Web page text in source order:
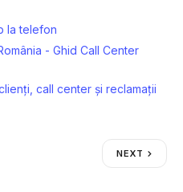
la telefon
- Ghid Call Center
call center și reclamații
NEXT